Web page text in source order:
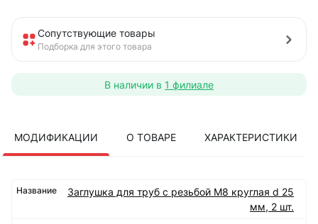
Сопутствующие товары
Подборка для этого товара
В наличии в 1 филиале
МОДИФИКАЦИИ О ТОВАРЕ ХАРАКТЕРИСТИКИ
Заглушка для труб с резьбой М8 круглая d 25
мм, 2 шт.